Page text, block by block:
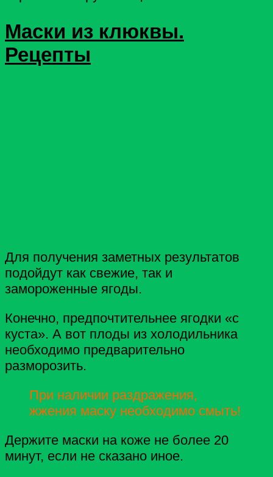
Маски из клюквы.
Рецепты
Для получения заметных результатов
подойдут как свежие, так и
замороженные ягоды.
Конечно, предпочтительнее ягодки «с
куста». А вот плоды из холодильника
необходимо предварительно
разморозить.
При наличии раздражения,
жжения маску необходимо смыть!
Держите маски на коже не более 20
минут, если не сказано иное.